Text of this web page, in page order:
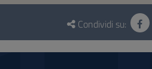
Questionario
social
Condividi su: